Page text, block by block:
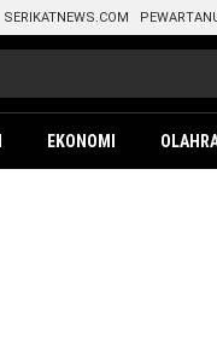
SERIKATNEWS.COM
EKONOMI